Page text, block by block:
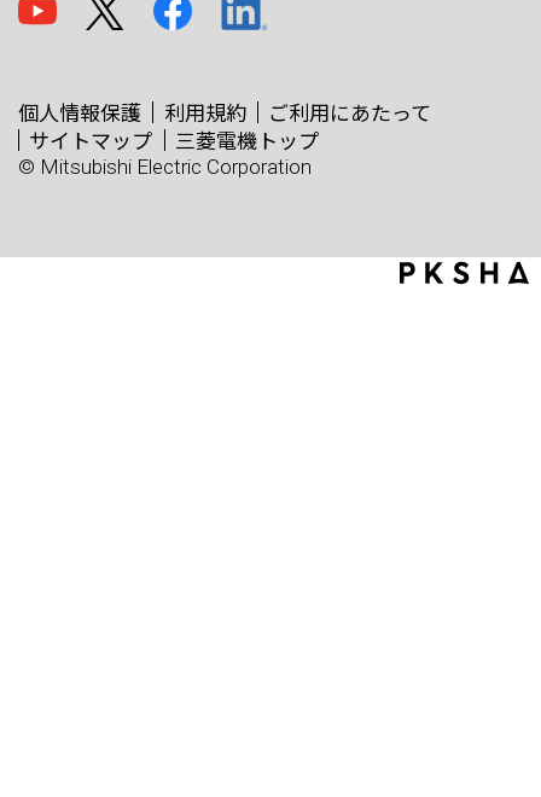
個人情報保護 利用規約
ご利用にあたって
サイトマップ
三菱電機トップ
© Mitsubishi Electric Corporation